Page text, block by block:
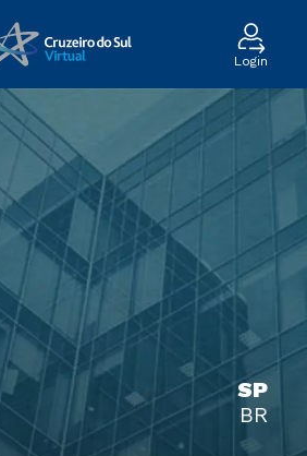
Login
SP
BR